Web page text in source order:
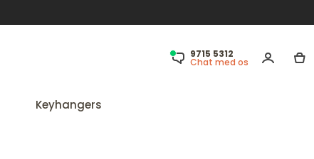
9715 5312
Chat med os
Keyhangers